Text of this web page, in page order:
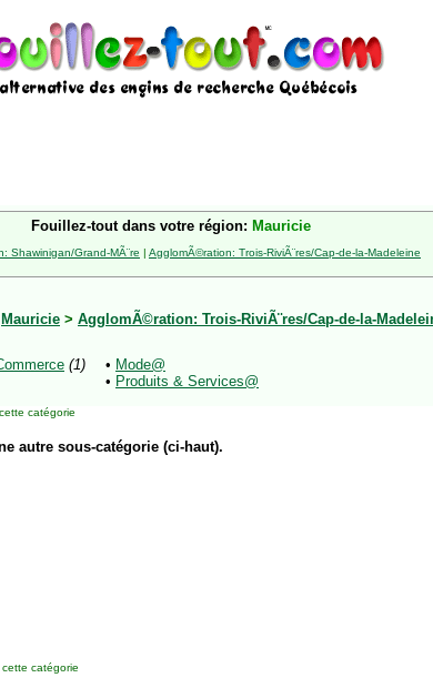
Fouillez-tout dans votre région: Mauricie
Shawinigan/Grand-MÃ¨re | AgglomÃ©ration: Trois-RiviÃ¨res/Cap-de-la-Madeleine
Mauricie > AgglomÃ©ration: Trois-RiviÃ¨res/Cap-de-la-
(1)
• Mode@
• Produits & Services@
catégorie
autre sous-catégorie (ci-haut).
catégorie